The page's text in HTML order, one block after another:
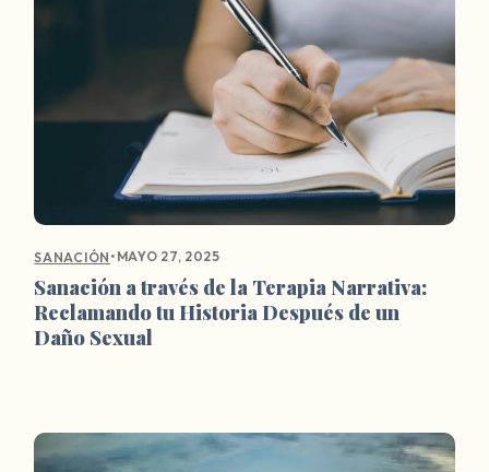
SANACIÓN • MAYO 27, 2025
Sanación a través de la Terapia Narrativa:
Reclamando tu Historia Después de un
Daño Sexual